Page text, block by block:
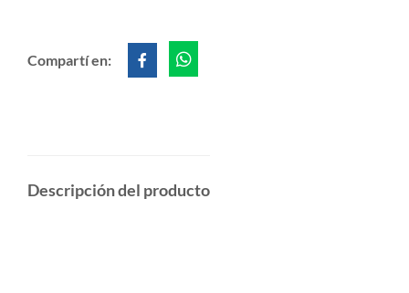
Compartí en:
Descripción del producto